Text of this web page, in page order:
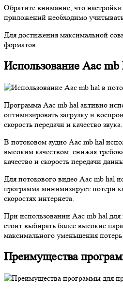
Обратите внимание, что
приложений необходимо
Для достижения максимальной
форматов.
Использование Aac mb
Программа Aac mb hal активно
оптимизировать загрузку и
скорость передачи и качество звука.
В потоковом аудио Aac mb hal
высоким качеством, снижая
качество и скорость передачи
Для потокового видео Aac mb hal
программа минимизирует потери
скоростях интернета.
При использовании Aac mb hal
стоит выбирать более высокие
максимального уменьшения потерь
Преимущества